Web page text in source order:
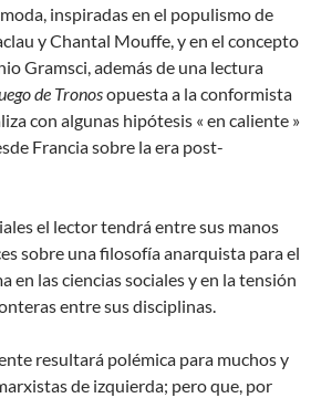
inspiradas en el populismo de
y Chantal Mouffe, y en el concepto
Gramsci, además de una lectura
de Tronosopuesta a la conformista
con algunas hipótesis « en caliente »
Francia sobre la era post-
el lector tendrá entre sus manos
sobre una filosofía anarquista para el
en las ciencias sociales y en la tensión
entre sus disciplinas.
resultará polémica para muchos y
de izquierda; pero que, por